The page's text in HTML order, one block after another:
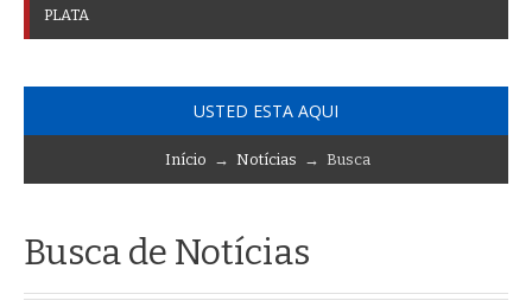
PLATA
USTED ESTA AQUI
Início → Notícias → Busca
Busca de Notícias